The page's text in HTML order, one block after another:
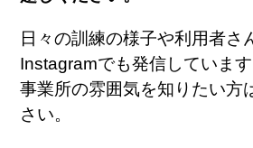
日々の訓練の様子や利用者さ
Instagramでも発信しています
事業所の雰囲気を知りたい方
さい。